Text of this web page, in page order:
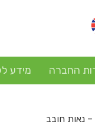
החברה מידע
נאות חובב